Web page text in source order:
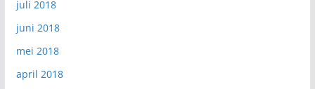
juli 2018
juni 2018
mei 2018
april 2018